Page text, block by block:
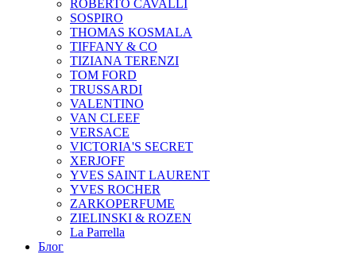
ROBERTO CAVALLI
SOSPIRO
THOMAS KOSMALA
TIFFANY & CO
TIZIANA TERENZI
TOM FORD
TRUSSARDI
VALENTINO
VAN CLEEF
VERSACE
VICTORIA'S SECRET
XERJOFF
YVES SAINT LAURENT
YVES ROCHER
ZARKOPERFUME
ZIELINSKI & ROZEN
La Parrella
Блог